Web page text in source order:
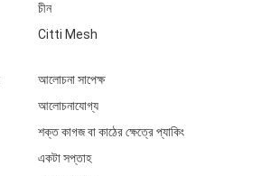
চীন
Citti Mesh
আলোচনা সাপেক্ষ
আলোচনাযোগ্য
শক্ত কাগজ বা কাঠের ক্ষেত্রে প্যাকিং
একটা সপ্তাহ